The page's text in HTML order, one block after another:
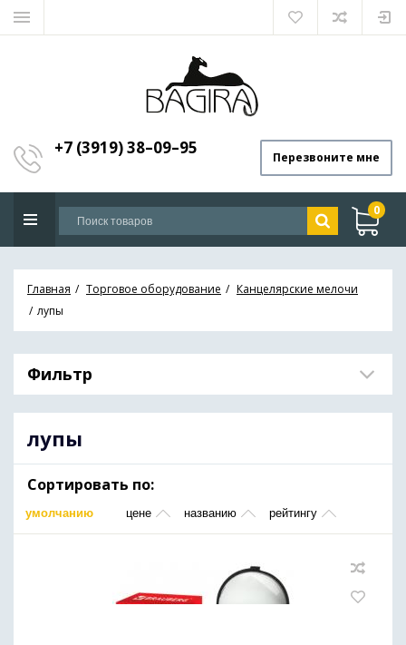
+7 (3919) 38–09–95 Перезвоните мне
0
Главная Торговое оборудование
Канцелярские мелочи
лупы
Фильтр
лупы
Сортировать по:
умолчанию цене названию рейтингу